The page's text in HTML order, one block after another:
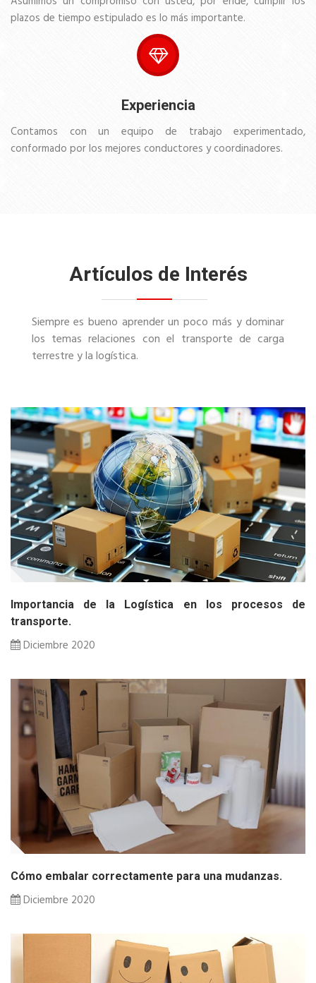
plazos de tiempo estipulado es lo más importante.
Experiencia
Contamos con un equipo de trabajo experimentado,
conformado por los mejores conductores y coordinadores.
Artículos de Interés
Siempre es bueno aprender un poco más y dominar
los temas relaciones con el transporte de carga
terrestre y la logística.
Importancia de la Logística en los procesos de
transporte.
Diciembre 2020
Cómo embalar correctamente para una mudanzas.
Diciembre 2020